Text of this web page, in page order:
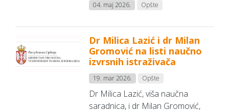
04. maj 2026. Opšte
Dr Milica Lazić i dr Milan
Gromović na listi naučno
izvrsnih istraživača
19. mar 2026. Opšte
Dr Milica Lazić, viša naučna
saradnica, i dr Milan Gromović,